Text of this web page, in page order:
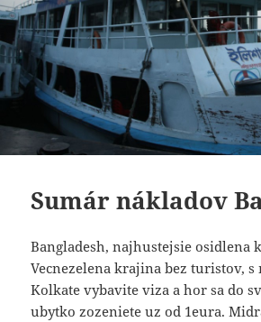
Sumár nákladov
Bangladesh, najhustejsie osidlena
Vecnezelena krajina bez turistov,
Kolkate vybavite viza a hor sa do
ubytko zozeniete uz od 1eura.